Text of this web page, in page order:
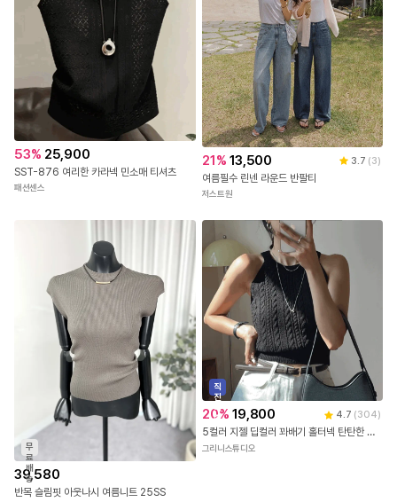
53% 25,900
SST-876 여리한 카라넥 민소매 티셔츠
패션센스
21% 13,500 3.7 (3)
여름필수 린넨 라운드 반팔티
저스트원
무
료
배
송
39,580
반목 슬림핏 아웃나시 여름니트 25SS
직
진
배
송
20% 19,800 4.7 (304)
5컬러 지젤 딥컬러 꽈배기 홀터넥 탄탄한 나시 니트 탑
그리니스튜디오